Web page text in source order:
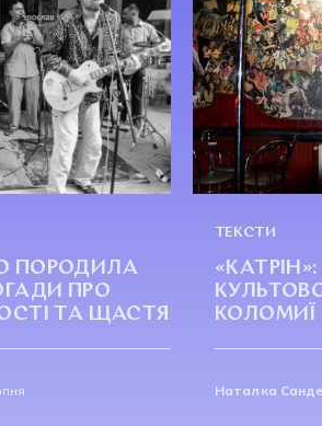
ПОРОДИЛА
ПРО
ТА ЩАСТЯ
ТЕКСТИ
«КАТРІН»:
КОЛОМИЇ
Наталка